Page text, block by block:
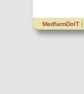
MedfarmDoIT|